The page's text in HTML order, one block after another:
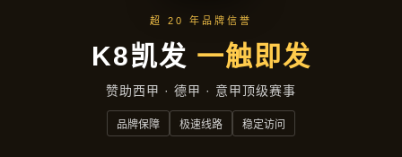
首页 合作实例